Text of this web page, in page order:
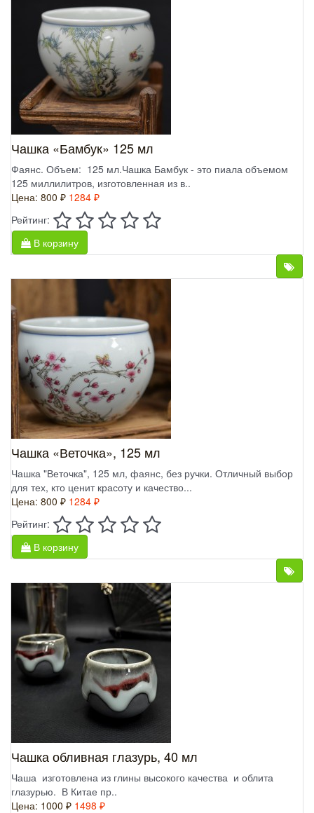
Чашка «Бамбук» 125 мл
Фаянс. Объем: 125 мл.Чашка Бамбук - это пиала объемом
125 миллилитров, изготовленная из в..
Цена: 800 ₽ 1284 ₽
Рейтинг:
В корзину
Чашка «Веточка», 125 мл
Чашка "Веточка", 125 мл, фаянс, без ручки. Отличный выбор
для тех, кто ценит красоту и качество...
Цена: 800 ₽ 1284 ₽
Рейтинг:
В корзину
Чашка обливная глазурь, 40 мл
Чаша изготовлена из глины высокого качества и облита
глазурью. В Китае пр..
Цена: 1000 ₽ 1498 ₽